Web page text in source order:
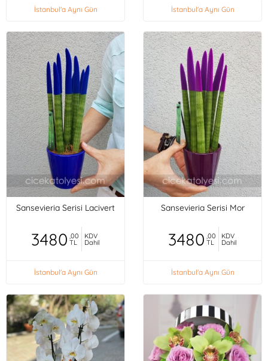
İstanbul'a Aynı Gün İstanbul'a Aynı Gün
Sansevieria Serisi Lacivert
3480 ,00
TL
KDV
Dahil
İstanbul'a Aynı Gün
Sansevieria Serisi Mor
3480 ,00
TL
KDV
Dahil
İstanbul'a Aynı Gün